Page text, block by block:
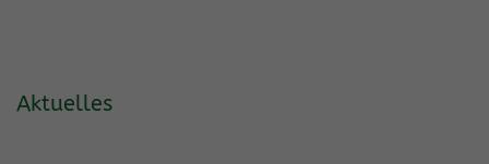
Aktuelles